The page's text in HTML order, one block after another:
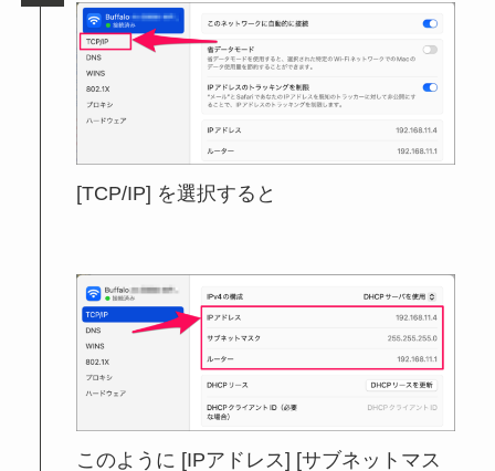
[TCP/IP] を選択すると
このように [IPアドレス] [サブネットマス